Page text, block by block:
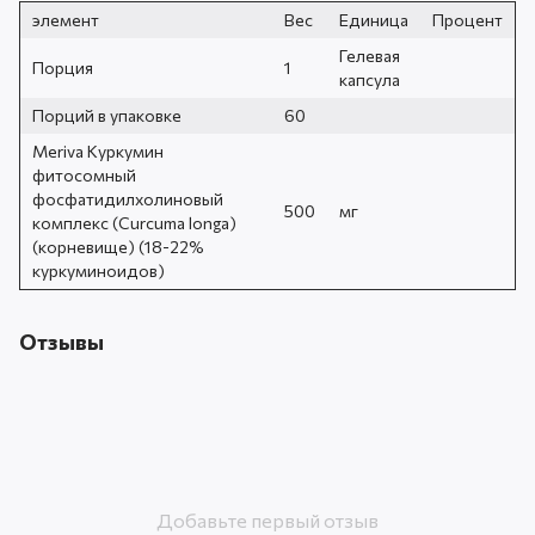
элемент Вес Единица Процент
Порция 1
Гелевая
капсула
Порций в упаковке
60
Meriva Куркумин
фитосомный
фосфатидилхолиновый
комплекс (Curcuma longa)
(корневище) (18-22%
куркуминоидов)
500 мг
Отзывы
Добавьте первый отзыв